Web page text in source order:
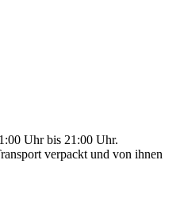
Uhr bis 21:00 Uhr.
verpackt und von ihnen